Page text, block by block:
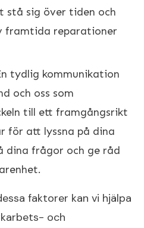
stå sig över tiden och
framtida reparationer
tydlig kommunikation
och oss som
till ett framgångsrikt
för att lyssna på dina
dina frågor och ge råd
faktorer kan vi hjälpa
och